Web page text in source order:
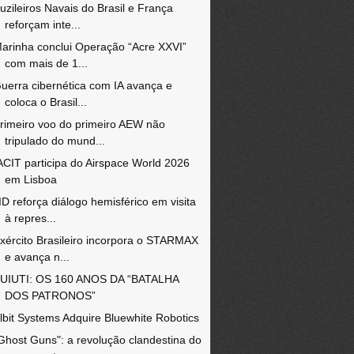
Navais do Brasil e França
reforçam inte...
conclui Operação “Acre XXVI”
com mais de 1...
cibernética com IA avança e
coloca o Brasil...
voo do primeiro AEW não
tripulado do mund...
participa do Airspace World 2026
em Lisboa
reforça diálogo hemisférico em visita
à repres...
Brasileiro incorpora o STARMAX
e avança n...
OS 160 ANOS DA “BATALHA
DOS PATRONOS”
Systems Adquire Bluewhite Robotics
Guns": a revolução clandestina do